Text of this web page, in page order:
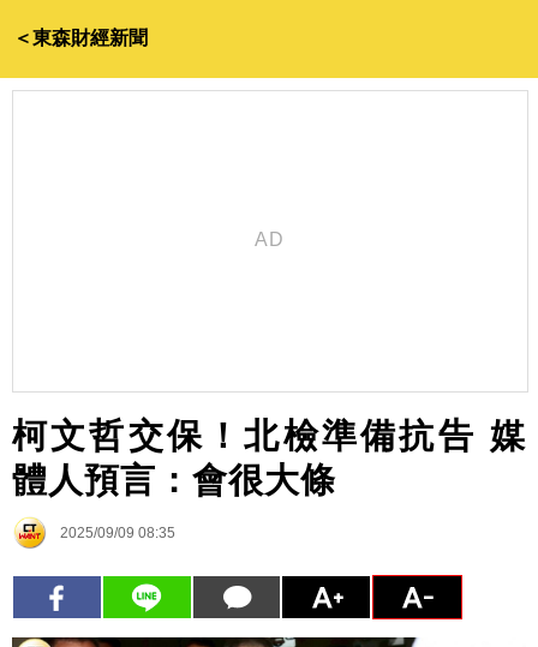
＜東森財經新聞
柯文哲交保！北檢準備抗告 媒
體人預言：會很大條
2025/09/09 08:35